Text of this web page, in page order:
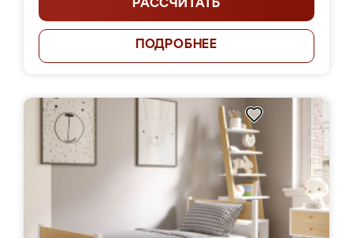
РАССЧИТАТЬ
ПОДРОБНЕЕ